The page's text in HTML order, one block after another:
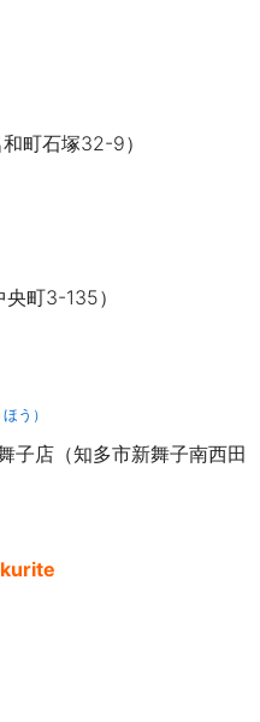
町石塚32-9）
町3-135）
う）
子店（知多市新舞子南西田